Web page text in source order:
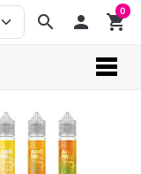
search person shopping_cart
0